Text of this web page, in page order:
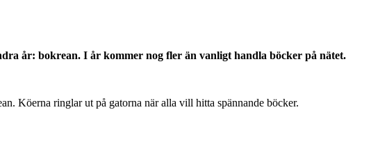
år: bokrean. I år kommer nog fler än vanligt handla böcker på nätet.
Köerna ringlar ut på gatorna när alla vill hitta spännande böcker.